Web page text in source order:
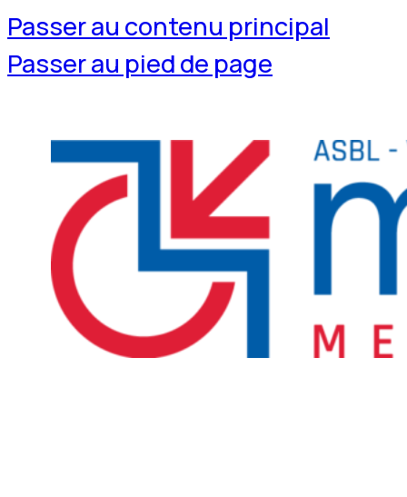
Passer au contenu principal
Passer au pied de page